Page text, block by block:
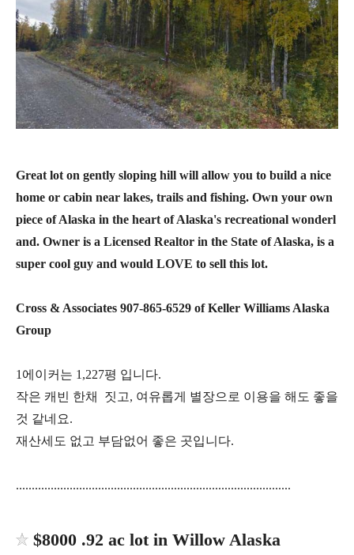
Great lot on gently sloping hill will allow you to build a nice
home or cabin near lakes, trails and fishing. Own your own
piece of Alaska in the heart of Alaska's recreational wonderl
and. Owner is a Licensed Realtor in the State of Alaska, is a
super cool guy and would LOVE to sell this lot.
Cross & Associates 907-865-6529 of Keller Williams Alaska
Group
1에이커는 1,227평 입니다.
작은 캐빈 한채 짓고, 여유롭게 별장으로 이용을 해도 좋을
것 같네요.
재산세도 없고 부담없어 좋은 곳입니다.
.......................................................................................
$8000 .92 ac lot in Willow Alaska